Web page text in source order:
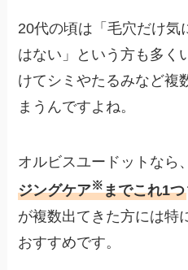
20代の頃は「毛穴だけ気
はない」という方も多く
けてシミやたるみなど複
まうんですよね。
オルビスユードットなら
ジングケア※までこれ1つ
が複数出てきた方には特
おすすめです。